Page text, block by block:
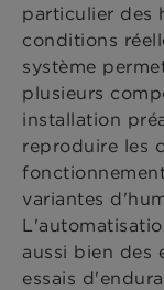
particulier des
conditions
système
plusieurs
installation
reproduire les
variantes
aussi bien des
essais